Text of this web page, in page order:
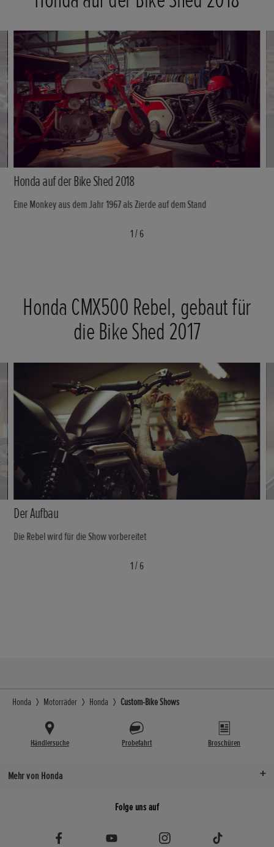
Honda auf der Bike Shed 2018
Eine Monkey aus dem Jahr 1967 als Zierde auf dem Stand
1/6
Honda CMX500 Rebel, gebaut für
die Bike Shed 2017
Der Aufbau
Die Rebel wird für die Show vorbereitet
1/6
Honda Motorräder Honda Custom-Bike Shows
Händlersuche Probefahrt Broschüren
Mehr von Honda
Folge uns auf